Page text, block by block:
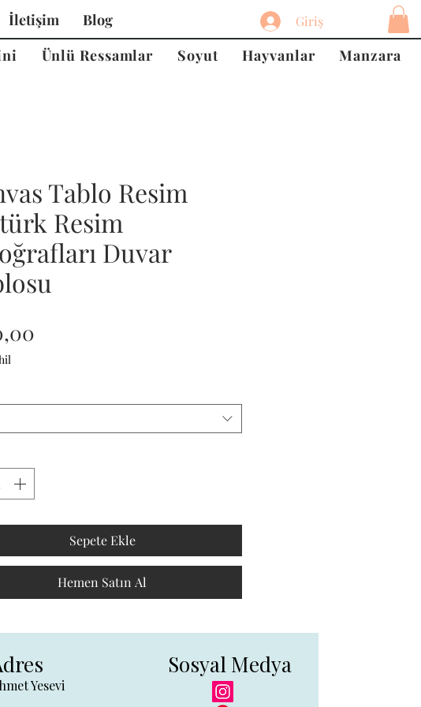
Giriş
İletişim
Blog
Ünlü Ressamlar Soyut Hayvanlar Manzara
Tablo Resim
Resim
Duvar
Sepete Ekle
Hemen Satın Al
Yesevi
Sosyal Medya